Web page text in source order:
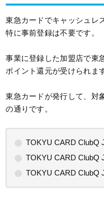
東急カードでキャッシュレ
特に事前登録は不要です。
事業に登録した加盟店で東
ポイント還元が受けられま
東急カードが発行して、対
の通りです。
TOKYU CARD ClubQ
TOKYU CARD ClubQ
TOKYU CARD ClubQ